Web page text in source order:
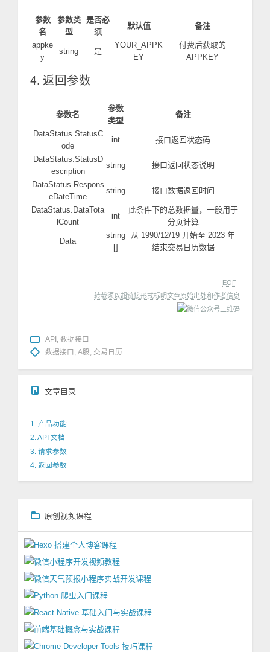
参数
名
参数类
型
是否必
须
默认值 备注
appke
y
string 是
YOUR_APPK
EY
付费后获取的
APPKEY
4. 返回参数
参数名
参数
类型
备注
DataStatus.StatusC
ode
int 接口返回状态码
DataStatus.StatusD
escription
string 接口返回状态说明
DataStatus.Respons
eDateTime
string 接口数据返回时间
DataStatus.DataTota
lCount
int
此条件下的总数据量，一般用于
分页计算
Data
string
[]
从 1990/12/19 开始至 2023 年
结束交易日历数据
–EOF–
转载须以超链接形式标明文章原始出处和作者信息
API 数据接口
数据接口 A股 交易日历
文章目录
1. 产品功能
2. API 文档
3. 请求参数
4. 返回参数
原创视频课程